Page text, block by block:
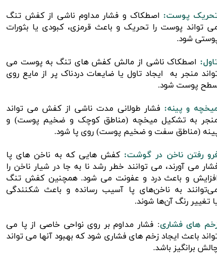
پوست: اصطکاک و فشار مداوم ناشی از کفش تنگ
تواند پوست را تحریک و باعث قرمزی، کبودی یا بثورات
شود.
اصطکاک ناشی از مالش کفش های تنگ به پوست می
منجر به ایجاد تاول یا ضایعات دردناک پر از مایع روی
پوست شود.
و پینه: فشار طولانی مدت ناشی از کفش می تواند
به تشکیل میخچه (مناطق کوچک و ضخیم پوست) و
(مناطق سفت و ضخیم پوست) روی پا شود.
رفتن ناخن در گوشت: کفش هایی که به ناخن های پا
می آورند، می توانند خطر رشد نا به جا در شیار ناخن را
و باعث درد و عفونت می شود. همچنین کفش‌ تنگ
به ناخن‌های پا آسیب رسانده و باعث شکنندگی
تغییر رنگ آن‌ها شوند.
های فشاری: فشار مداوم بر روی نواحی خاصی از پا می
باعث ایجاد زخم های فشاری شود که بهبود آنها می تواند
برانگیز باشد.